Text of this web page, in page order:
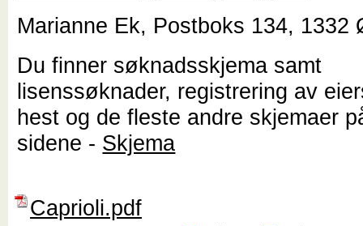
Marianne Ek, Postboks 134, 1332
Du finner søknadsskjema samt
lisenssøknader, registrering av
hest og de fleste andre skjemaer
sidene - Skjema
Caprioli.pdf